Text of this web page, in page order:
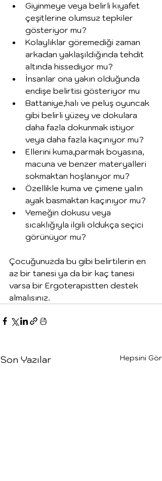
Giyinmeye veya belirli kıyafet
çeşitlerine olumsuz tepkiler
gösteriyor mu?
Kolaylıklar göremediği zaman
arkadan yaklaşıldığında tehdit
altında hissediyor mu?
İnsanlar ona yakın olduğunda
endişe belirtisi gösteriyor mu
Battaniye,halı ve peluş oyuncak
gibi belirli yüzey ve dokulara
daha fazla dokunmak istiyor
veya daha fazla kaçınıyor mu?
Ellerini kuma,parmak boyasına,
macuna ve benzer materyalleri
sokmaktan hoşlanıyor mu?
Özellikle kuma ve çimene yalın
ayak basmaktan kaçınıyor mu?
Yemeğin dokusu veya
sıcaklığıyla ilgili oldukça seçici
görünüyor mu?
Çocuğunuzda bu gibi belirtilerin en
az bir tanesi ya da bir kaç tanesi
varsa bir Ergoterapistten destek
almalısınız.
Son Yazılar Hepsini Gör